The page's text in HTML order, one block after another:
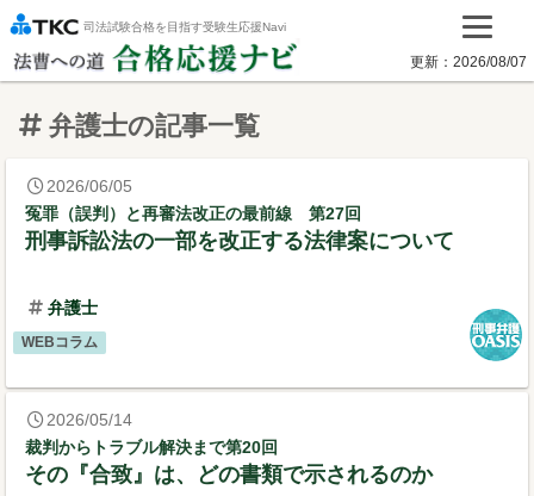
司法試験合格を目指す受験生応援Navi
弁護士の記事一覧
2026/06/05
冤罪（誤判）と再審法改正の最前線 第27回
刑事訴訟法の一部を改正する法律案について
弁護士
WEBコラム
2026/05/14
裁判からトラブル解決まで第20回
その『合致』は、どの書類で示されるのか